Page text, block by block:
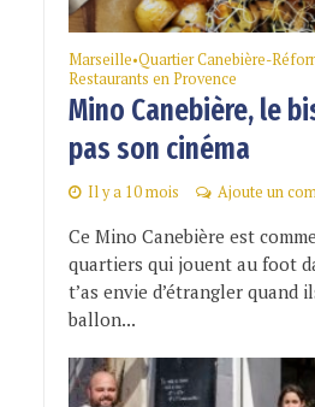
Marseille•Quartier Canebière-
Restaurants en Provence
Mino Canebière, le
pas son cinéma
Il y a 10 mois Ajoute un
Ce Mino Canebière est
quartiers qui jouent au foot
t’as envie d’étrangler quand
ballon...